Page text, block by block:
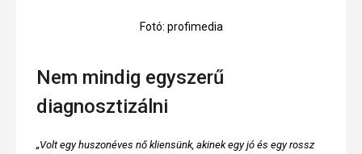
Fotó: profimedia
Nem mindig egyszerű
diagnosztizálni
„Volt egy huszonéves nő kliensünk, akinek egy jó és egy rossz